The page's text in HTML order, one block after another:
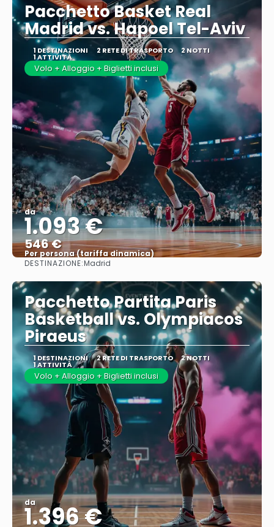
Pacchetto Basket Real
Madrid vs. Hapoel Tel-Aviv
1 DESTINAZIONI 2 RETE DI TRASPORTO 2 NOTTI
1 ATTIVITÀ
Volo + Alloggio + Biglietti inclusi
da
1.093 €
546 €
Per persona (tariffa dinamica)
Vedere di più
DESTINAZIONE:Madrid
Pacchetto Partita Paris
Basketball vs. Olympiacos
Piraeus
1 DESTINAZIONI 2 RETE DI TRASPORTO 2 NOTTI
1 ATTIVITÀ
Volo + Alloggio + Biglietti inclusi
da
1.396 €